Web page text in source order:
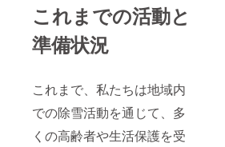
これまでの活動と
準備状況
これまで、私たちは地域内
での除雪活動を通じて、多
くの高齢者や生活保護を受